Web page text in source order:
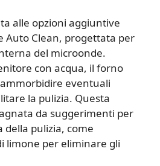
alle opzioni aggiuntive
Auto Clean, progettata per
del microonde.
con acqua, il forno
eventuali
la pulizia. Questa
da suggerimenti per
della pulizia, come
limone per eliminare gli